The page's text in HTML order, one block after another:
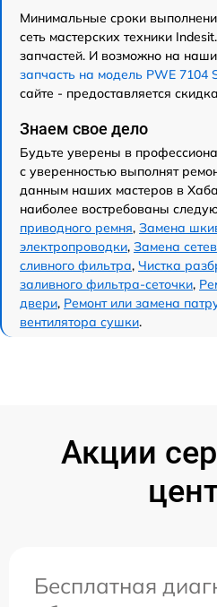
Минимальные сроки
сеть мастерских техники
запчастей. И возможно на
запчасть на модель PWE 7104
сайте - предоставляется
Знаем свое дело
Будьте уверены в
с уверенностью выполнят
данным наших мастеров в
наиболее востребованы
приводного ремня, Замена
электропроводки, Замена
сливного фильтра, Чистка
заливного фильтра-сеточки,
двери, Ремонт или замена
вентилятора сушки.
Акции
Бесплатная